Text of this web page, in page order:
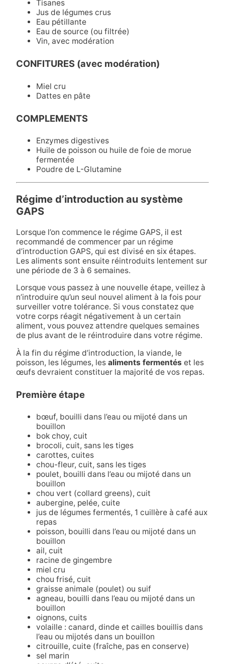
Tisanes
Jus de légumes crus
Eau pétillante
Eau de source (ou filtrée)
Vin, avec modération
CONFITURES (avec modération)
Miel cru
Dattes en pâte
COMPLEMENTS
Enzymes digestives
Huile de poisson ou huile de foie de morue
fermentée
Poudre de L-Glutamine
Régime d’introduction au système
GAPS
Lorsque l’on commence le régime GAPS, il est
recommandé de commencer par un régime
d’introduction GAPS, qui est divisé en six étapes.
Les aliments sont ensuite réintroduits lentement sur
une période de 3 à 6 semaines.
Lorsque vous passez à une nouvelle étape, veillez à
n’introduire qu’un seul nouvel aliment à la fois pour
surveiller votre tolérance. Si vous constatez que
votre corps réagit négativement à un certain
aliment, vous pouvez attendre quelques semaines
de plus avant de le réintroduire dans votre régime.
À la fin du régime d’introduction, la viande, le
poisson, les légumes, les aliments fermentés et les
œufs devraient constituer la majorité de vos repas.
Première étape
bœuf, bouilli dans l’eau ou mijoté dans un
bouillon
bok choy, cuit
brocoli, cuit, sans les tiges
carottes, cuites
chou-fleur, cuit, sans les tiges
poulet, bouilli dans l’eau ou mijoté dans un
bouillon
chou vert (collard greens), cuit
aubergine, pelée, cuite
jus de légumes fermentés, 1 cuillère à café aux
repas
poisson, bouilli dans l’eau ou mijoté dans un
bouillon
ail, cuit
racine de gingembre
miel cru
chou frisé, cuit
graisse animale (poulet) ou suif
agneau, bouilli dans l’eau ou mijoté dans un
bouillon
oignons, cuits
volaille : canard, dinde et cailles bouillis dans
l’eau ou mijotés dans un bouillon
citrouille, cuite (fraîche, pas en conserve)
sel marin